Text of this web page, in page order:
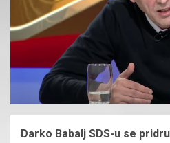
Darko Babalj SDS-u se